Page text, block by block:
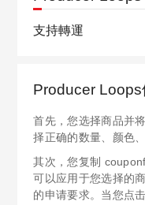
支持轉運
Producer Loops
首先，您选择商品并
择正确的数量、颜色
其次，您复制
可以应用于您选择的
的申请要求。当您点